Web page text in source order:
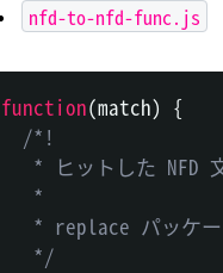
nfd-to-nfd-func.js
function(match) {
/*!
* ヒットした NFD
   *
* replace パッケ
   */